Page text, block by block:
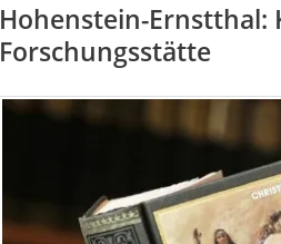
Hohenstein-Ernstthal:
Forschungsstätte